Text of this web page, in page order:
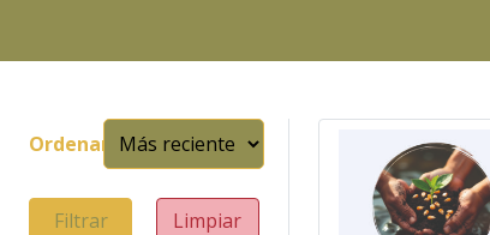
Ordenar
Filtrar Limpiar